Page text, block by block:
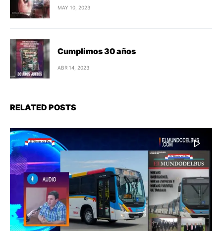
MAY 10, 2023
Cumplimos 30 años
ABR 14, 2023
RELATED POSTS